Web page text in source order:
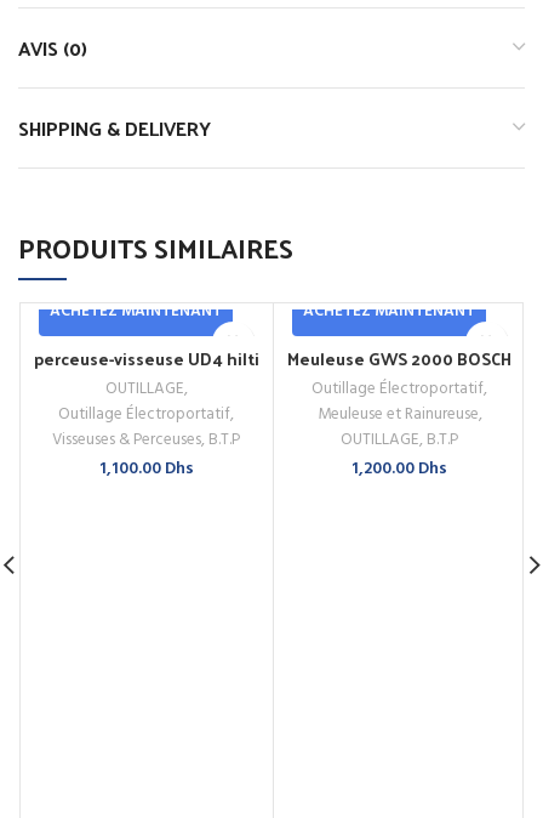
AVIS (0)
SHIPPING & DELIVERY
PRODUITS SIMILAIRES
ACHETEZ MAINTENANT
perceuse-visseuse UD4 hilti
OUTILLAGE,
Outillage Électroportatif,
Visseuses & Perceuses, B.T.P
1,100.00Dhs
ACHETEZ MAINTENANT
Meuleuse GWS 2000 BOSCH
Outillage Électroportatif,
Meuleuse et Rainureuse,
OUTILLAGE, B.T.P
1,200.00Dhs